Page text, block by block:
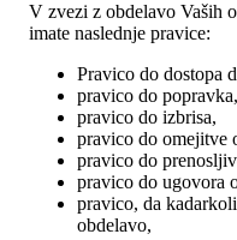
V zvezi z obdelavo Vaših
imate naslednje pravice:
Pravico do dostopa
pravico do popravka,
pravico do izbrisa,
pravico do omejitve
pravico do
pravico do ugovora
pravico, da
obdelavo,